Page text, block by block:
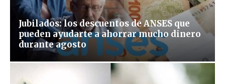
Jubilados: los descuentos de ANSES que
pueden ayudarte a ahorrar mucho dinero
durante agosto